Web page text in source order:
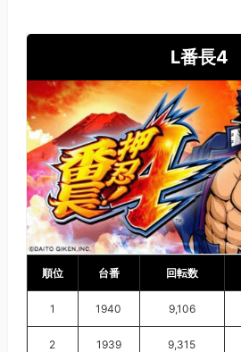
L番長4
順位 台番 回転数
1 1940 9,106
2 1939 9,315